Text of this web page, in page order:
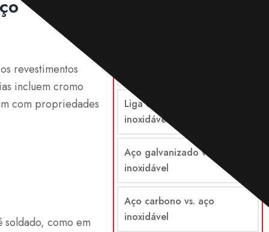
revestimentos
incluem cromo
com propriedades
soldado, como em
Liga de aço vs. aço
inoxidável
Aço galvanizado vs. aço
inoxidável
Aço carbono vs. aço
inoxidável